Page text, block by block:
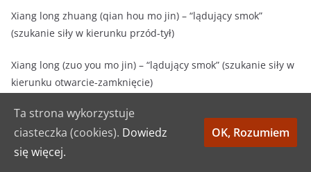
Xiang long zhuang (qian hou mo jin) – “lądujący smok”
(szukanie siły w kierunku przód-tył)
Xiang long (zuo you mo jin) – “lądujący smok” (szukanie siły w
kierunku otwarcie-zamknięcie)
w kierunku góra-dół)
Xiang long (daluan chengxu mo jin) – “lądujący smok”
Ta strona wykorzystuje
ciasteczka (cookies). Dowiedz
się więcej.
OK, Rozumiem